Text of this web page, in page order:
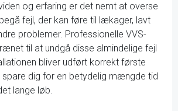
og erfaring er det nemt at overse
fejl, der kan føre til lækager, lavt
problemer. Professionelle VVS-
til at undgå disse almindelige fejl
bliver udført korrekt første
spare dig for en betydelig mængde tid
lange løb.